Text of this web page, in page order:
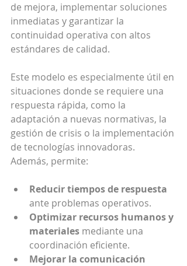
de mejora, implementar soluciones
inmediatas y garantizar la
continuidad operativa con altos
estándares de calidad.
Este modelo es especialmente útil en
situaciones donde se requiere una
respuesta rápida, como la
adaptación a nuevas normativas, la
gestión de crisis o la implementación
de tecnologías innovadoras.
Además, permite:
Reducir tiempos de respuesta
ante problemas operativos.
Optimizar recursos humanos y
materiales mediante una
coordinación eficiente.
Mejorar la comunicación